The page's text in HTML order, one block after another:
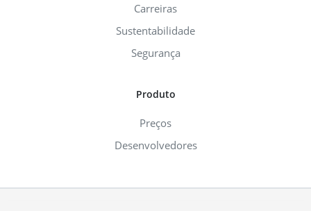
Carreiras
Sustentabilidade
Segurança
Produto
Preços
Desenvolvedores